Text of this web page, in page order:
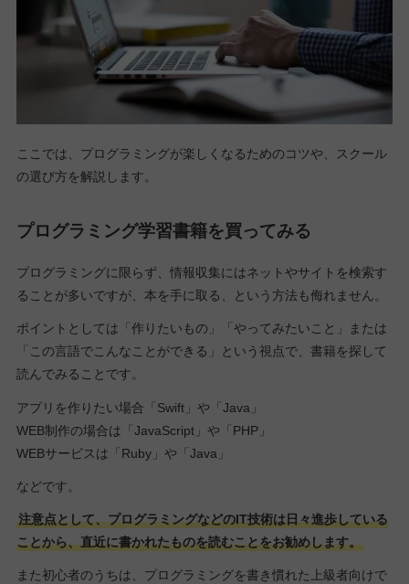
ここでは、プログラミングが楽しくなるためのコツや、スクール
の選び方を解説します。
プログラミング学習書籍を買ってみる
プログラミングに限らず、情報収集にはネットやサイトを検索す
ることが多いですが、本を手に取る、という方法も侮れません。
ポイントとしては「作りたいもの」「やってみたいこと」または
「この言語でこんなことができる」という視点で、書籍を探して
読んでみることです。
アプリを作りたい場合「Swift」や「Java」
WEB制作の場合は「JavaScript」や「PHP」
WEBサービスは「Ruby」や「Java」
などです。
注意点として、プログラミングなどのIT技術は日々進歩している
ことから、直近に書かれたものを読むことをお勧めします。
また初心者のうちは、プログラミングを書き慣れた上級者向けで